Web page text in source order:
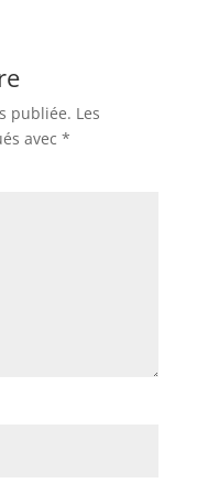
publiée. Les
avec *